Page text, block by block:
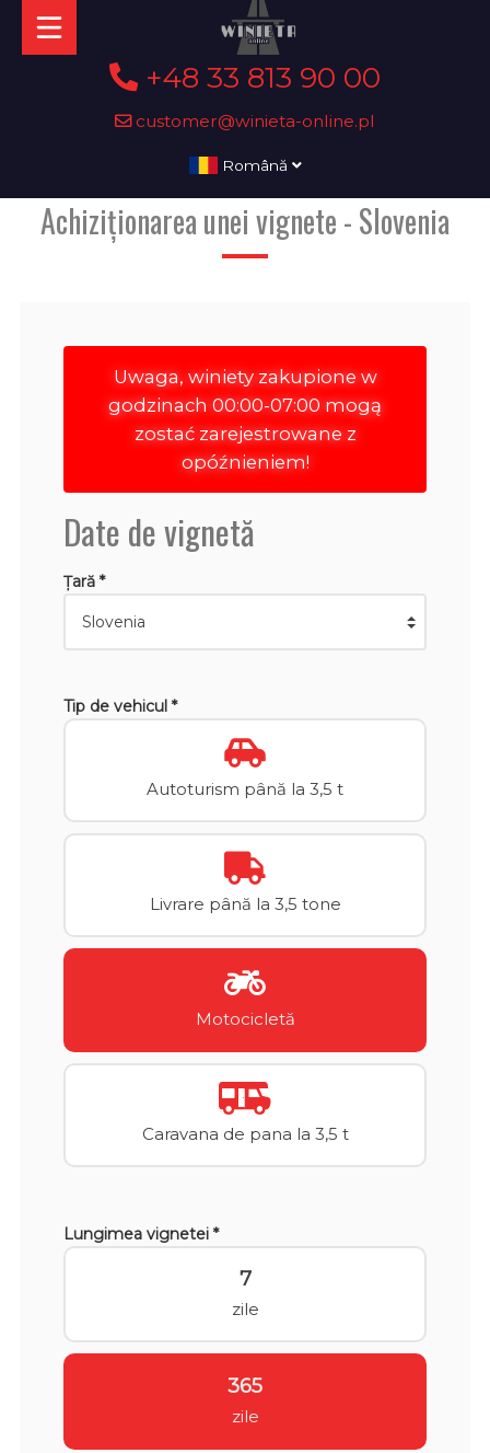
+48 33 813 90 00
customer@winieta-online.pl
Română
Achiziționarea unei vignete - Slovenia
Uwaga, winiety zakupione w
godzinach 00:00-07:00 mogą
zostać zarejestrowane z
opóźnieniem!
Date de vignetă
Țară *
Tip de vehicul *
Autoturism până la 3,5 t
Livrare până la 3,5 tone
Motocicletă
Caravana de pana la 3,5 t
Lungimea vignetei *
7
zile
365
zile